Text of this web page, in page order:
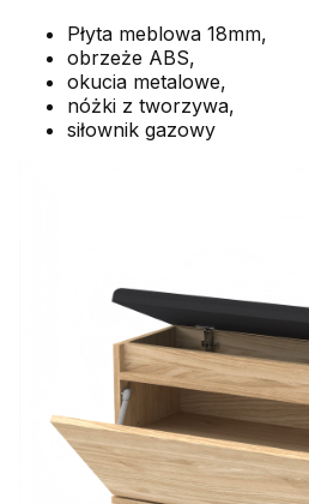
Płyta meblowa 18mm,
obrzeże ABS,
okucia metalowe,
nóżki z tworzywa,
siłownik gazowy